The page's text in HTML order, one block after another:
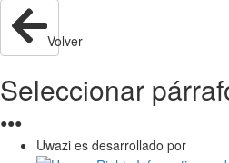
Volver
Seleccionar
●●●
Uwazi es desarrollado por